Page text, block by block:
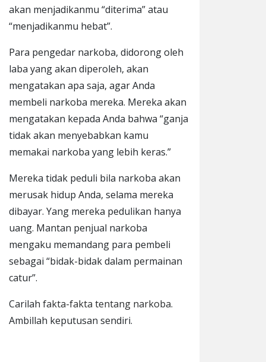
akan menjadikanmu “diterima” atau
“menjadikanmu hebat”.
Para pengedar narkoba, didorong oleh
laba yang akan diperoleh, akan
mengatakan apa saja, agar Anda
membeli narkoba mereka. Mereka akan
mengatakan kepada Anda bahwa “ganja
tidak akan menyebabkan kamu
memakai narkoba yang lebih keras.”
Mereka tidak peduli bila narkoba akan
merusak hidup Anda, selama mereka
dibayar. Yang mereka pedulikan hanya
uang. Mantan penjual narkoba
mengaku memandang para pembeli
sebagai “bidak-bidak dalam permainan
catur”.
Carilah fakta-fakta tentang narkoba.
Ambillah keputusan sendiri.